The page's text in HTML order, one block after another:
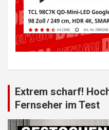
Extrem scharf!
Fernseher im Test